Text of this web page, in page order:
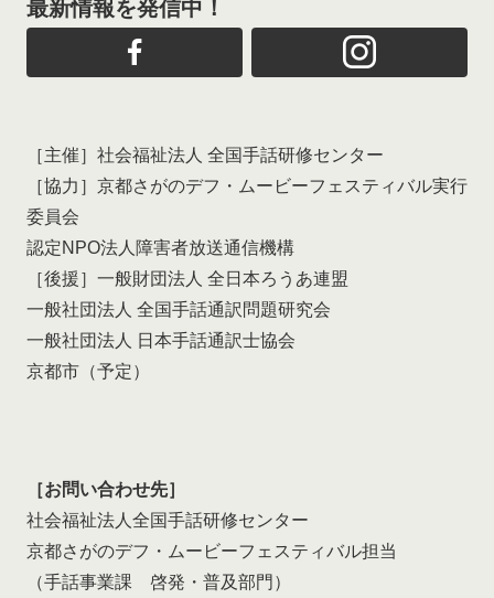
最新情報を発信中！
［主催］社会福祉法人 全国手話研修センター
［協力］京都さがのデフ・ムービーフェスティバル実行
委員会
認定NPO法人障害者放送通信機構
［後援］一般財団法人 全日本ろうあ連盟
一般社団法人 全国手話通訳問題研究会
一般社団法人 日本手話通訳士協会
京都市（予定）
［お問い合わせ先］
社会福祉法人全国手話研修センター
京都さがのデフ・ムービーフェスティバル担当
（手話事業課 啓発・普及部門）